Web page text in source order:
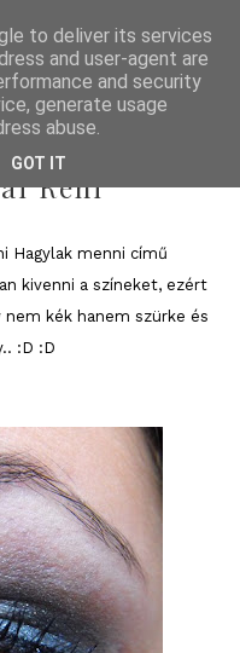
Reni
Hagylak menni című
kivenni a színeket, ezért
nem kék hanem szürke és
:D :D
to deliver its services
and user-agent are
and security
generate usage
abuse.
GOT IT